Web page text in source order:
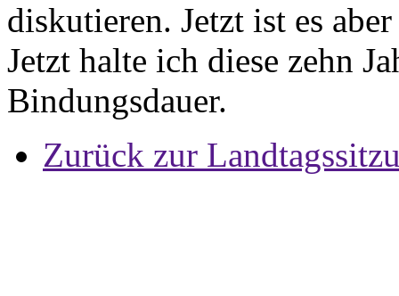
diskutieren. Jetzt ist es
Jetzt halte ich diese zehn
Bindungsdauer.
Zurück zur